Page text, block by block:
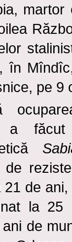
în
pe 9
a făcut
de
21 de
la 25
de